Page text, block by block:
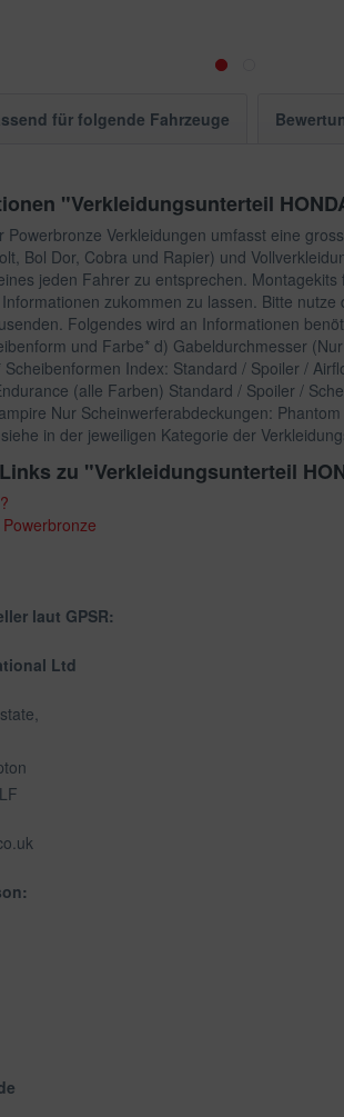
für folgende Fahrzeuge
"Verkleidungsunterteil
Powerbronze Verkleidungen umfasst eine
Bol Dor, Cobra und Rapier) und
jeden Fahrer zu entsprechen.
zukommen zu lassen. Bitte
Folgendes wird an Informationen
und Farbe* d) Gabeldurchmesser
Index: Standard / Spoiler /
(alle Farben) Standard / Spoiler /
Nur Scheinwerferabdeckungen:
in der jeweiligen Kategorie der
zu "Verkleidungsunterteil
laut GPSR:
Ltd